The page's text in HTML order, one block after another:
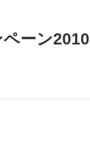
ペーン